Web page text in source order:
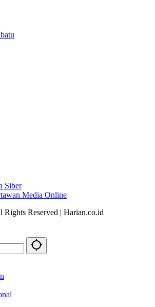
Siber
Media Online
Reserved | Harian.co.id